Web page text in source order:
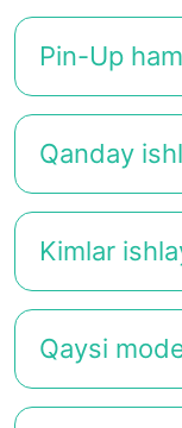
Pin-Up
Qanday
Kimlar
Qaysi